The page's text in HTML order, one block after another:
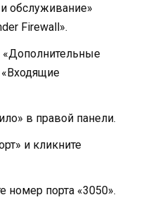
обслуживание»
Firewall».
«Дополнительные
«Входящие
в правой панели.
и кликните
номер порта «3050».